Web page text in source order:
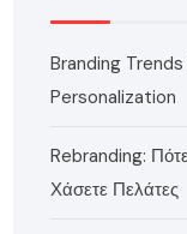
Branding
Personalization
Rebranding:
Χάσετε Πελάτες